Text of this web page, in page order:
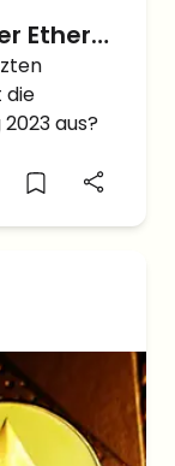
Ether
die
aus?